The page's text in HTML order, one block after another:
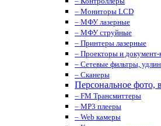
– Мониторы LCD
– МФУ лазерные
– МФУ струйные
– Принтеры лазерные
– Проекторы и
– Сетевые фильтры,
– Сканеры
Персональное фото,
– FM Трансмиттеры
– MP3 плееры
– Web камеры